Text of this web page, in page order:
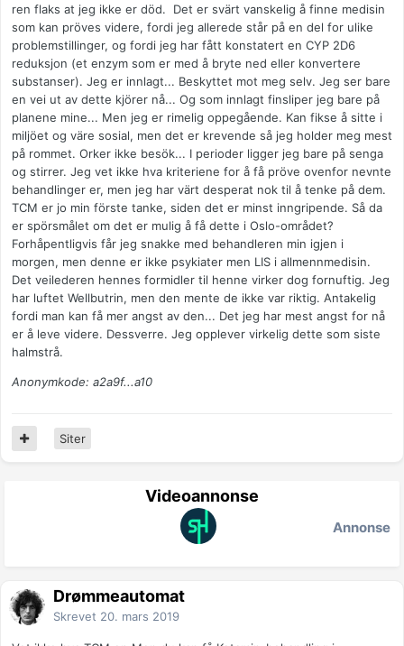
ren flaks at jeg ikke er död. Det er svärt vanskelig å finne medisin
som kan pröves videre, fordi jeg allerede står på en del for ulike
problemstillinger, og fordi jeg har fått konstatert en CYP 2D6
reduksjon (et enzym som er med å bryte ned eller konvertere
substanser). Jeg er innlagt... Beskyttet mot meg selv. Jeg ser bare
en vei ut av dette kjörer nå... Og som innlagt finsliper jeg bare på
planene mine... Men jeg er rimelig oppegående. Kan fikse å sitte i
miljöet og väre sosial, men det er krevende så jeg holder meg mest
på rommet. Orker ikke besök... I perioder ligger jeg bare på senga
og stirrer. Jeg vet ikke hva kriteriene for å få pröve ovenfor nevnte
behandlinger er, men jeg har värt desperat nok til å tenke på dem.
TCM er jo min förste tanke, siden det er minst inngripende. Så da
er spörsmålet om det er mulig å få dette i Oslo-området?
Forhåpentligvis får jeg snakke med behandleren min igjen i
morgen, men denne er ikke psykiater men LIS i allmennmedisin.
Det veilederen hennes formidler til henne virker dog fornuftig. Jeg
har luftet Wellbutrin, men den mente de ikke var riktig. Antakelig
fordi man kan få mer angst av den... Det jeg har mest angst for nå
er å leve videre. Dessverre. Jeg opplever virkelig dette som siste
halmstrå.
Anonymkode: a2a9f...a10
Siter
Videoannonse
Annonse
Drømmeautomat
Skrevet 20. mars 2019